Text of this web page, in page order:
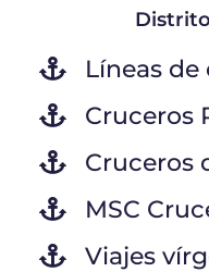
Líneas
Cruceros
Cruceros
MSC
Viajes